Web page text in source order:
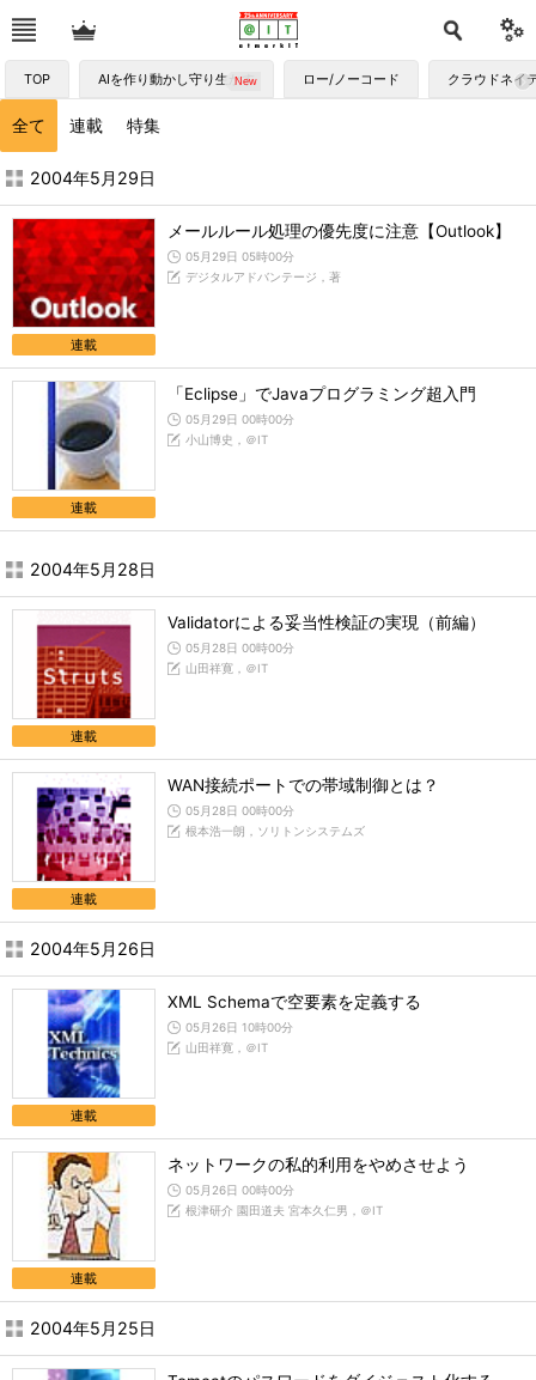
TOP AIを作り動かし守り生かす ロー/ノーコード クラウドネイ
全て 連載 特集
2004年5月の記事一覧 - ＠IT
2004年5月29日
連載
メールルール処理の優先度に注意【Outlook】
05月29日 05時00分
デジタルアドバンテージ，著
連載
「Eclipse」でJavaプログラミング超入門
05月29日 00時00分
小山博史，＠IT
2004年5月28日
連載
Validatorによる妥当性検証の実現（前編）
05月28日 00時00分
山田祥寛，＠IT
連載
WAN接続ポートでの帯域制御とは？
05月28日 00時00分
根本浩一朗，ソリトンシステムズ
2004年5月26日
連載
XML Schemaで空要素を定義する
05月26日 10時00分
山田祥寛，＠IT
連載
ネットワークの私的利用をやめさせよう
05月26日 00時00分
根津研介 園田道夫 宮本久仁男，＠IT
2004年5月25日